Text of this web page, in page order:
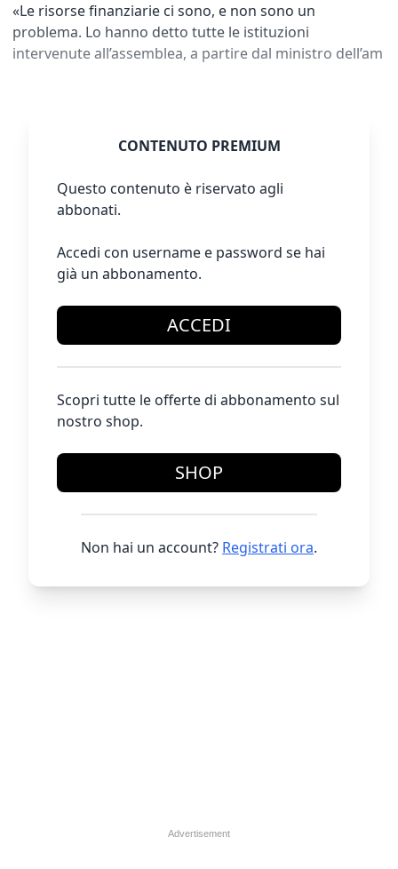
«Le risorse finanziarie ci sono, e non sono un
problema. Lo hanno detto tutte le istituzioni
intervenute all’assemblea, a partire dal ministro dell’am
CONTENUTO PREMIUM
Questo contenuto è riservato agli
abbonati.
Accedi con username e password se hai
già un abbonamento.
ACCEDI
Scopri tutte le offerte di abbonamento sul
nostro shop.
SHOP
Non hai un account? Registrati ora.